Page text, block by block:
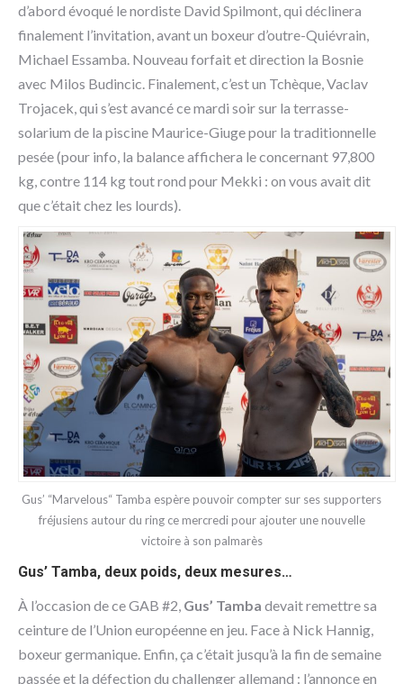
d’abord évoqué le nordiste David Spilmont, qui déclinera
finalement l’invitation, avant un boxeur d’outre-Quiévrain,
Michael Essamba. Nouveau forfait et direction la Bosnie
avec Milos Budincic. Finalement, c’est un Tchèque, Vaclav
Trojacek, qui s’est avancé ce mardi soir sur la terrasse-
solarium de la piscine Maurice-Giuge pour la traditionnelle
pesée (pour info, la balance affichera le concernant 97,800
kg, contre 114 kg tout rond pour Mekki : on vous avait dit
que c’était chez les lourds).
Gus’ “Marvelous“ Tamba espère pouvoir compter sur ses supporters
fréjusiens autour du ring ce mercredi pour ajouter une nouvelle
victoire à son palmarès
Gus’ Tamba, deux poids, deux mesures…
À l’occasion de ce GAB #2, Gus’ Tamba devait remettre sa
ceinture de l’Union européenne en jeu. Face à Nick Hannig,
boxeur germanique. Enfin, ça c’était jusqu’à la fin de semaine
passée et la défection du challenger allemand : l’annonce en